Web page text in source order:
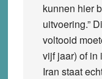
kunnen hier
uitvoering.”
voltooid
vijf jaar) of in
Iran staat